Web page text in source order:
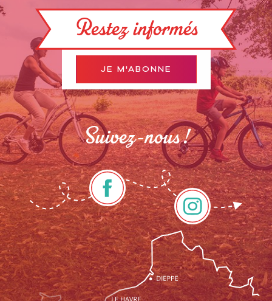
Restez informés
JE M'ABONNE
Suivez-nous !